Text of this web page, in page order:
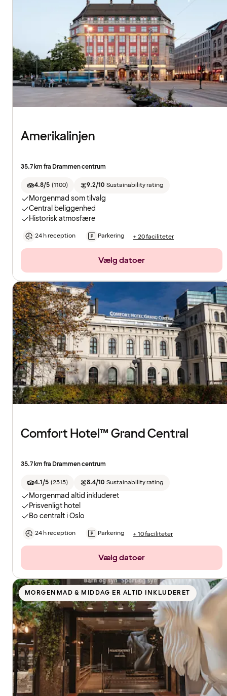
Amerikalinjen
35.7 km fra Drammen centrum
4.8/5 (1100) 9.2/10 Sustainability rating
Morgenmad som tilvalg
Central beliggenhed
Historisk atmosfære
24 h reception Parkering + 20 faciliteter
Vælg datoer
Comfort Hotel™ Grand Central
35.7 km fra Drammen centrum
4.1/5 (2515) 8.4/10 Sustainability rating
Morgenmad altid inkluderet
Prisvenligt hotel
Bo centralt i Oslo
24 h reception Parkering + 10 faciliteter
Vælg datoer
MORGENMAD & MIDDAG ER ALTID INKLUDERET